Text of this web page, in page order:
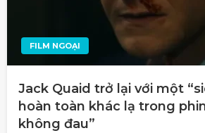
FILM NGOẠI
Jack Quaid trở lại với một
hoàn toàn khác lạ trong
không đau”